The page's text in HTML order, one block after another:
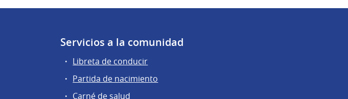
Servicios a la comunidad
Libreta de conducir
Partida de nacimiento
Carné de salud